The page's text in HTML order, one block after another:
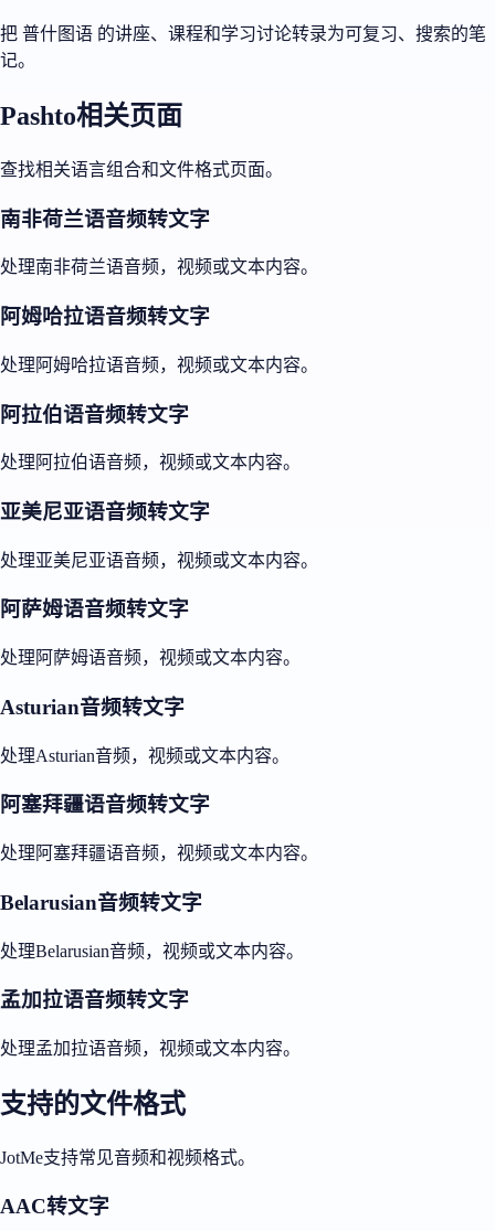
把 普什图语 的讲座、课程和学习讨论转录为可复习、搜索的笔
记。
Pashto相关页面
查找相关语言组合和文件格式页面。
南非荷兰语音频转文字
处理南非荷兰语音频，视频或文本内容。
阿姆哈拉语音频转文字
处理阿姆哈拉语音频，视频或文本内容。
阿拉伯语音频转文字
处理阿拉伯语音频，视频或文本内容。
亚美尼亚语音频转文字
处理亚美尼亚语音频，视频或文本内容。
阿萨姆语音频转文字
处理阿萨姆语音频，视频或文本内容。
Asturian音频转文字
处理Asturian音频，视频或文本内容。
阿塞拜疆语音频转文字
处理阿塞拜疆语音频，视频或文本内容。
Belarusian音频转文字
处理Belarusian音频，视频或文本内容。
孟加拉语音频转文字
处理孟加拉语音频，视频或文本内容。
支持的文件格式
JotMe支持常见音频和视频格式。
AAC转文字